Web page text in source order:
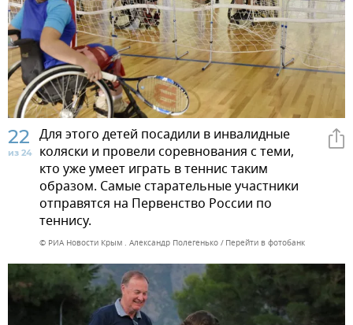
22
из 24
Для этого детей посадили в инвалидные
коляски и провели соревнования с теми,
кто уже умеет играть в теннис таким
образом. Самые старательные участники
отправятся на Первенство России по
теннису.
© РИА Новости Крым . Александр Полегенько Перейти в фотобанк